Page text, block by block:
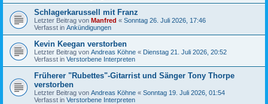
Schlagerkarussell mit Franz
Letzter Beitrag von Manfred « Sonntag 26. Juli 2026, 17:46
Verfasst in Ankündigungen
Kevin Keegan verstorben
Letzter Beitrag von Andreas Köhne « Dienstag 21. Juli 2026, 20:52
Verfasst in Verstorbene Interpreten
Früherer "Rubettes"-Gitarrist und Sänger Tony Thorpe
verstorben
Letzter Beitrag von Andreas Köhne « Sonntag 19. Juli 2026, 01:54
Verfasst in Verstorbene Interpreten